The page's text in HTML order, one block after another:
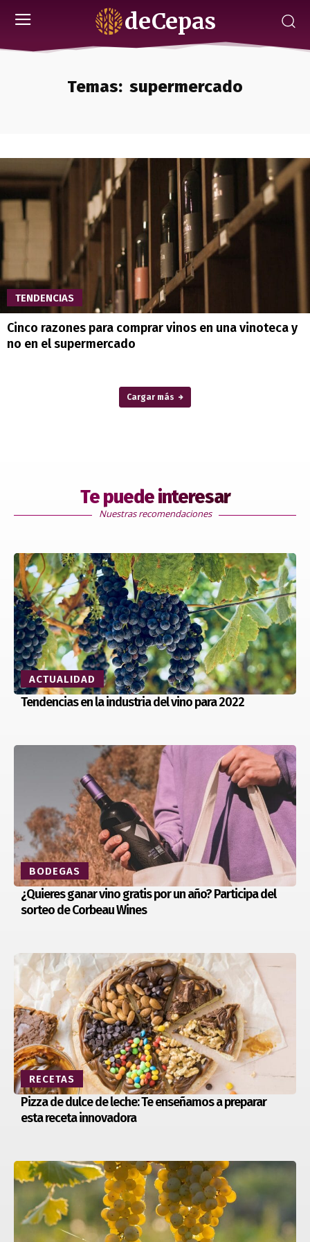
deCepas
Temas: supermercado
TENDENCIAS
Cinco razones para comprar vinos en una vinoteca y
no en el supermercado
Cargar más
Te puede interesar
Nuestras recomendaciones
ACTUALIDAD
Tendencias en la industria del vino para 2022
BODEGAS
¿Quieres ganar vino gratis por un año? Participa del
sorteo de Corbeau Wines
RECETAS
Pizza de dulce de leche: Te enseñamos a preparar
esta receta innovadora